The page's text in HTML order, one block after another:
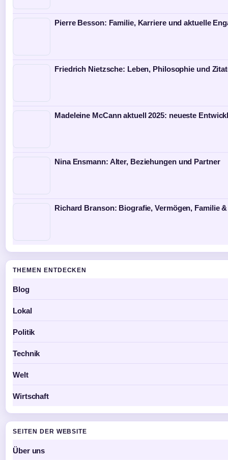
Pierre Besson: Familie, Karriere und aktuelle
Friedrich Nietzsche: Leben, Philosophie und
Madeleine McCann aktuell 2025: neueste
Nina Ensmann: Alter, Beziehungen und Partner
Richard Branson: Biografie, Vermögen, Familie
THEMEN ENTDECKEN
Blog
Lokal
Politik
Technik
Welt
Wirtschaft
SEITEN DER WEBSITE
Über uns